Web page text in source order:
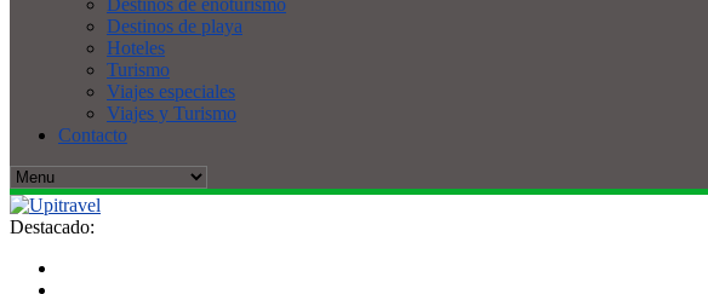
Destinos de enoturismo
Destinos de playa
Hoteles
Turismo
Viajes especiales
Viajes y Turismo
Contacto
Destacado: